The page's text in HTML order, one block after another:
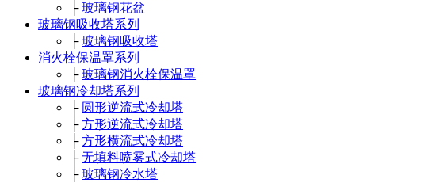
├玻璃钢花盆
玻璃钢吸收塔系列
├玻璃钢吸收塔
消火栓保温罩系列
├玻璃钢消火栓保温罩
玻璃钢冷却塔系列
├ 圆形逆流式冷却塔
├方形逆流式冷却塔
├方形横流式冷却塔
├无填料喷雾式冷却塔
├玻璃钢冷水塔